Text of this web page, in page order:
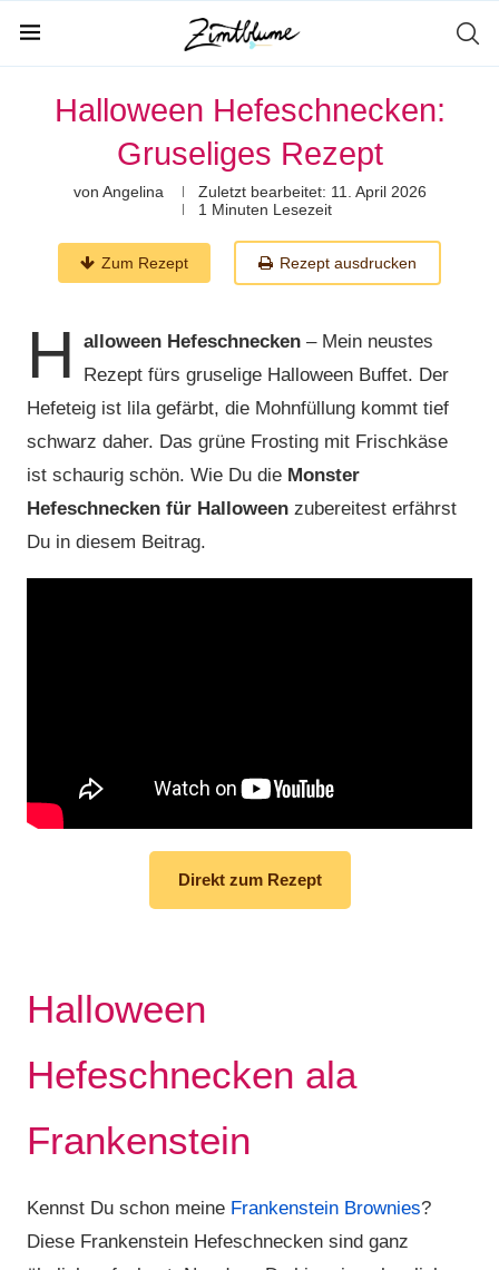
Halloween Hefeschnecken:
Gruseliges Rezept
von Angelina Zuletzt bearbeitet: 11. April 2026
1 Minuten Lesezeit
Zum Rezept Rezept ausdrucken
H alloween Hefeschnecken – Mein neustes
Rezept fürs gruselige Halloween Buffet. Der
Hefeteig ist lila gefärbt, die Mohnfüllung kommt tief
schwarz daher. Das grüne Frosting mit Frischkäse
ist schaurig schön. Wie Du die Monster
Hefeschnecken für Halloween zubereitest erfährst
Du in diesem Beitrag.
Direkt zum Rezept
Halloween
Hefeschnecken ala
Frankenstein
Kennst Du schon meine Frankenstein Brownies?
Diese Frankenstein Hefeschnecken sind ganz